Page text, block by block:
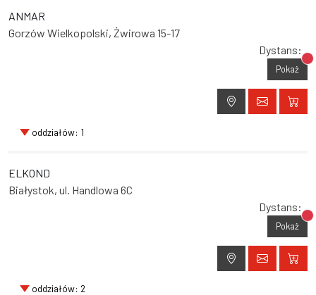
ANMAR
Gorzów Wielkopolski, Żwirowa 15-17
Dystans:
Pokaż
oddziałów: 1
ELKOND
Białystok, ul. Handlowa 6C
Dystans:
Pokaż
oddziałów: 2